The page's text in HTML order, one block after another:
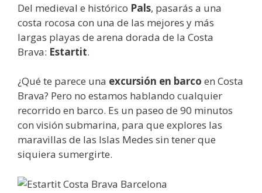
Del medieval e histórico Pals, pasarás a una
costa rocosa con una de las mejores y más
largas playas de arena dorada de la Costa
Brava: Estartit.
¿Qué te parece una excursión en barco en Costa
Brava? Pero no estamos hablando cualquier
recorrido en barco. Es un paseo de 90 minutos
con visión submarina, para que explores las
maravillas de las Islas Medes sin tener que
siquiera sumergirte.